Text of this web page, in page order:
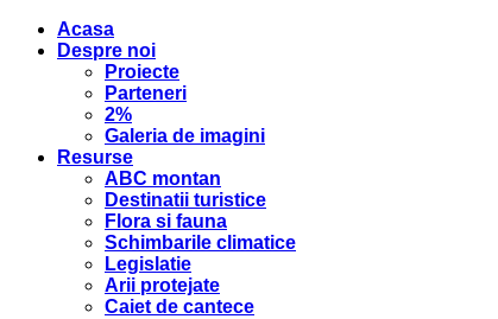
Acasa
Despre noi
Proiecte
Parteneri
2%
Galeria de imagini
Resurse
ABC montan
Destinatii turistice
Flora si fauna
Schimbarile climatice
Legislatie
Arii protejate
Caiet de cantece